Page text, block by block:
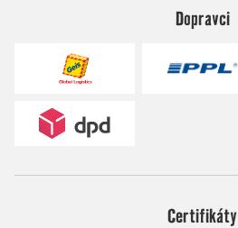
Dopravci
Certifikáty